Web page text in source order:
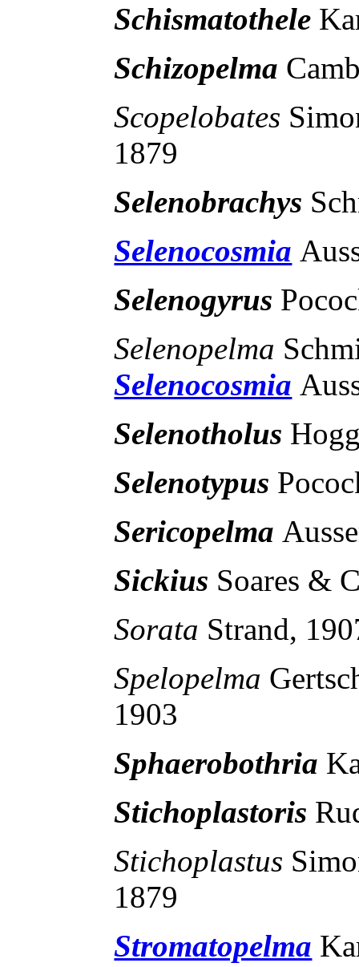
Schismatothele
Schizopelma
Scopelobates
1879
Selenobrachys
Selenocosmia
Selenogyrus
Selenopelma
Selenocosmia
Selenotholus
Selenotypus
Sericopelma
Sickius Soares &
Sorata Strand,
Spelopelma
1903
Sphaerobothria
Stichoplastoris
Stichoplastus
1879
Stromatopelma